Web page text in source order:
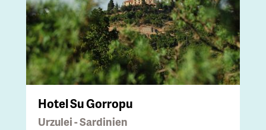
Hotel Su Gorropu
Urzulei - Sardinien